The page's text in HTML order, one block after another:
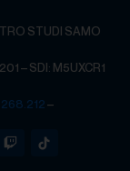
STUDI SAMO
– SDI: M5UXCR1
–